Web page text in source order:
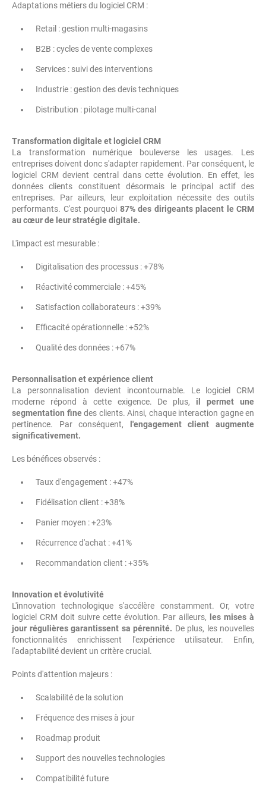
Adaptations métiers du logiciel CRM :
Retail : gestion multi-magasins
B2B : cycles de vente complexes
Services : suivi des interventions
Industrie : gestion des devis techniques
Distribution : pilotage multi-canal
Transformation digitale et logiciel CRM
La transformation numérique bouleverse les usages. Les
entreprises doivent donc s'adapter rapidement. Par conséquent, le
logiciel CRM devient central dans cette évolution. En effet, les
données clients constituent désormais le principal actif des
entreprises. Par ailleurs, leur exploitation nécessite des outils
performants. C'est pourquoi 87% des dirigeants placent le CRM
au cœur de leur stratégie digitale.
L'impact est mesurable :
Digitalisation des processus : +78%
Réactivité commerciale : +45%
Satisfaction collaborateurs : +39%
Efficacité opérationnelle : +52%
Qualité des données : +67%
Personnalisation et expérience client
La personnalisation devient incontournable. Le logiciel CRM
moderne répond à cette exigence. De plus, il permet une
segmentation finedes clients. Ainsi, chaque interaction gagne en
pertinence. Par conséquent, l'engagement client augmente
significativement.
Les bénéfices observés :
Taux d'engagement : +47%
Fidélisation client : +38%
Panier moyen : +23%
Récurrence d'achat : +41%
Recommandation client : +35%
Innovation et évolutivité
L'innovation technologique s'accélère constamment. Or, votre
logiciel CRM doit suivre cette évolution. Par ailleurs,
les mises à
jour régulières garantissent sa pérennité. De plus, les nouvelles
fonctionnalités enrichissent l'expérience utilisateur. Enfin,
l'adaptabilité devient un critère crucial.
Points d'attention majeurs :
Scalabilité de la solution
Fréquence des mises à jour
Roadmap produit
Support des nouvelles technologies
Compatibilité future